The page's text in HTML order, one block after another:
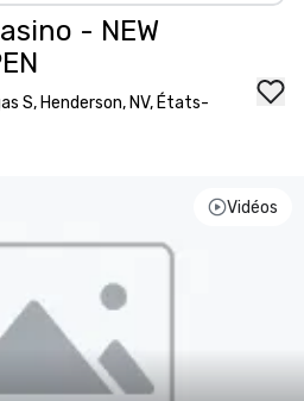
- NEW
S, Henderson, NV, États-
Vidéos